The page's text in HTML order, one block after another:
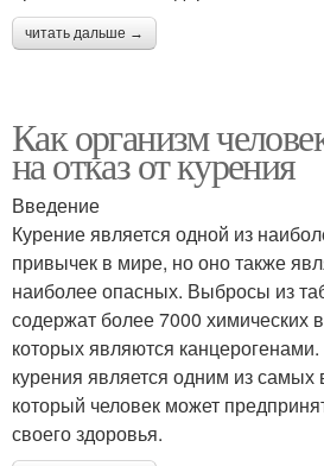
читать дальше →
Как организм
на отказ от курения
Введение
Курение является одной из
привычек в мире, но оно также
наиболее опасных. Выбросы из
содержат более 7000 химических
которых являются канцерогенами.
курения является одним из
который человек может
своего здоровья.